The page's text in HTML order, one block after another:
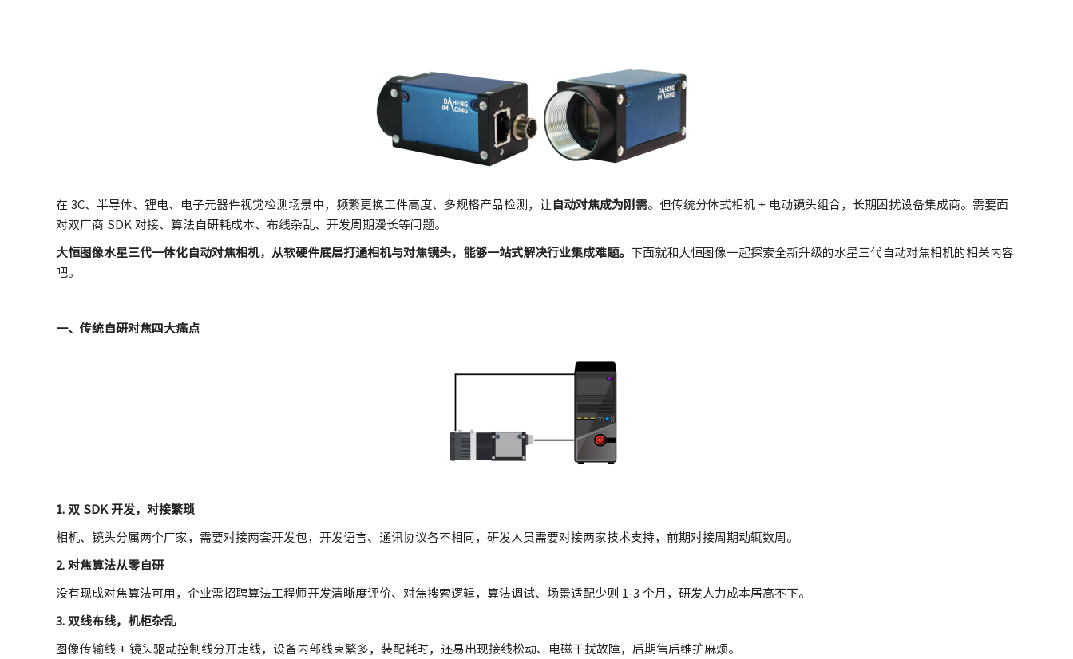
在 3C、半导体、锂电、电子元器件视觉检测场景中，频繁更换工件高度、多规格产品检测，让自动对焦成为刚需。但传统分体式相机 + 电动镜头组合，长期困扰设备集成商。需要面
对双厂商 SDK 对接、算法自研耗成本、布线杂乱、开发周期漫长等问题。
大恒图像水星三代一体化自动对焦相机，从软硬件底层打通相机与对焦镜头，能够一站式解决行业集成难题。 下面就和大恒图像一起探索全新升级的水星三代自动对焦相机的相关内容
吧。
一、传统自研对焦四大痛点
1. 双 SDK 开发，对接繁琐
相机、镜头分属两个厂家，需要对接两套开发包，开发语言、通讯协议各不相同，研发人员需要对接两家技术支持，前期对接周期动辄数周。
2. 对焦算法从零自研
没有现成对焦算法可用，企业需招聘算法工程师开发清晰度评价、对焦搜索逻辑，算法调试、场景适配少则 1-3 个月，研发人力成本居高不下。
3. 双线布线，机柜杂乱
图像传输线 + 镜头驱动控制线分开走线，设备内部线束繁多，装配耗时，还易出现接线松动、电磁干扰故障，后期售后维护麻烦。